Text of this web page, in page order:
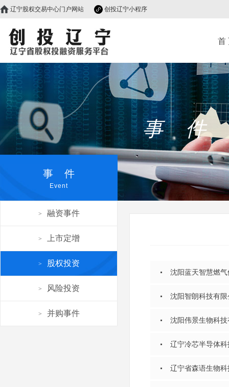
辽宁股权交易中心门户网站 创投辽宁小程序
首
事 件
事 件
Event
> 融资事件
> 上市定增
> 股权投资
> 风险投资
> 并购事件
沈阳蓝天智慧燃
沈阳智朗科技有限
沈阳伟景生物科
辽宁冷芯半导体
辽宁省森语生物